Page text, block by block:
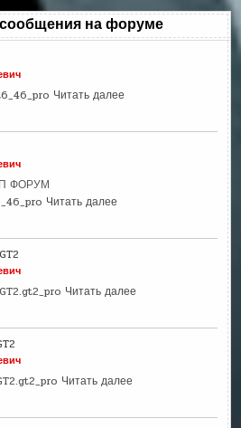
на форуме
Читать далее
ФОРУМ
Читать далее
Читать далее
Читать далее